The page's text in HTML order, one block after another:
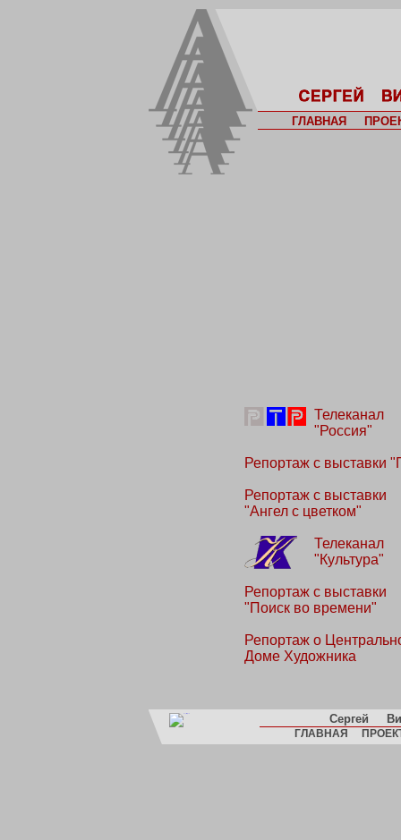
ГЛАВНАЯ
Телеканал
"Россия"
Репортаж с выставки
Репортаж с выставки
"Ангел с цветком"
Телеканал
"Культура"
Репортаж с выставки
"Поиск во времени"
Репортаж о
Доме Художника
Сергей
ГЛАВНАЯ